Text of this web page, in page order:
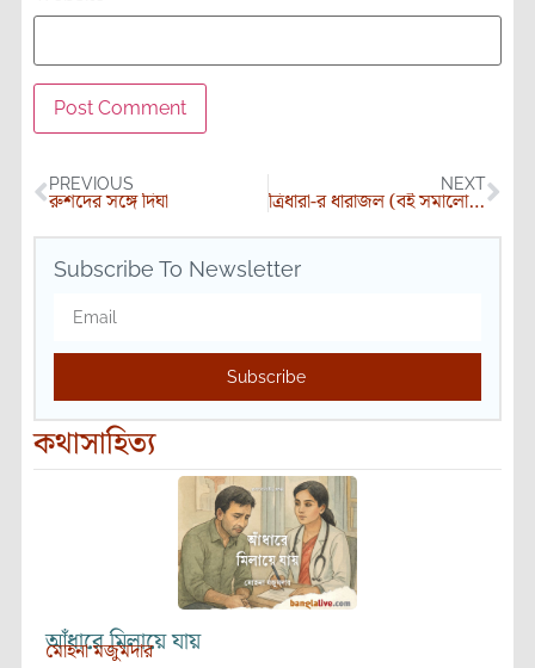
PREVIOUS
রুশদের সঙ্গে দিঘা
NEXT
ত্রিধারা-র ধারাজল (বই সমালোচনা)
Subscribe To Newsletter
Subscribe
কথাসাহিত্য
আঁধারে মিলায়ে যায়
মোহনা মজুমদার